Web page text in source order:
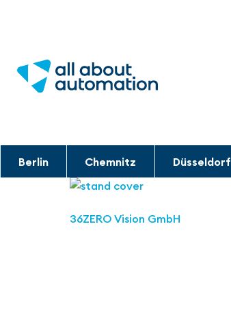
Berlin Chemnitz Düsseldorf
36ZERO Vision GmbH